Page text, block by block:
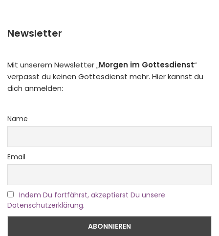
Newsletter
Mit unserem Newsletter „Morgen im Gottesdienst“
verpasst du keinen Gottesdienst mehr. Hier kannst du
dich anmelden:
Name
Email
Indem Du fortfährst, akzeptierst Du unsere
Datenschutzerklärung.